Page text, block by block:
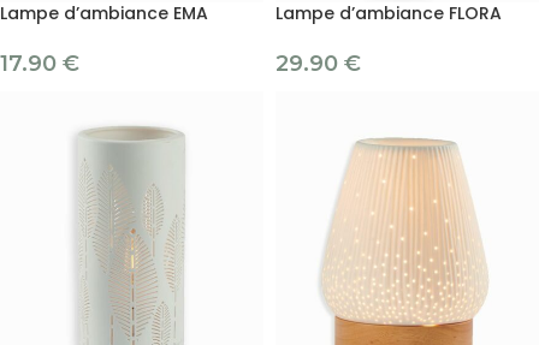
Lampe d’ambiance EMA
17.90 €
Lampe d’ambiance FLORA
29.90 €